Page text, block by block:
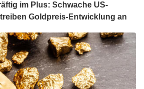
im Plus: Schwache US-
Goldpreis-Entwicklung an